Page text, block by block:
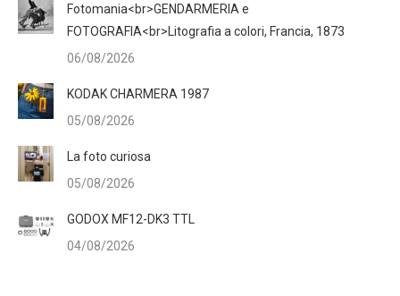
Fotomania<br>GENDARMERIA e
FOTOGRAFIA<br>Litografia a colori, Francia, 1873
06/08/2026
KODAK CHARMERA 1987
05/08/2026
La foto curiosa
05/08/2026
GODOX MF12-DK3 TTL
04/08/2026